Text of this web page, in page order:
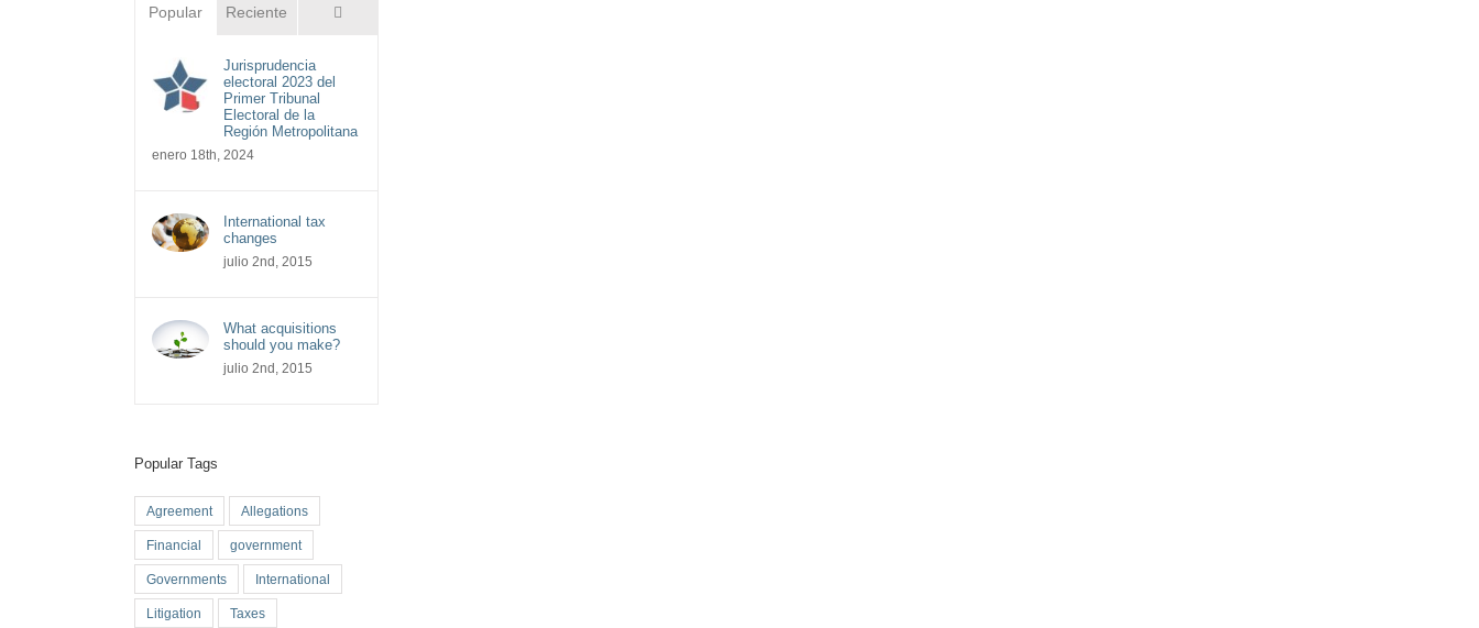
Popular Reciente
Jurisprudencia
electoral 2023 del
Primer Tribunal
Electoral de la
Región Metropolitana
enero 18th, 2024
International tax
changes
julio 2nd, 2015
What acquisitions
should you make?
julio 2nd, 2015
Popular Tags
Agreement Allegations
Financial government
Governments International
Litigation Taxes